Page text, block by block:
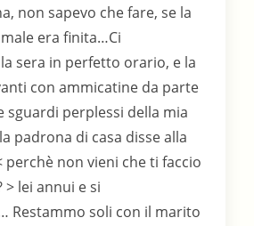
non sapevo che fare, se la
era finita…Ci
sera in perfetto orario, e la
con ammicatine da parte
sguardi perplessi della mia
padrona di casa disse alla
perchè non vieni che ti faccio
> lei annui e si
Restammo soli con il marito